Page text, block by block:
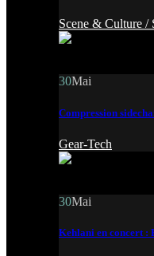
Scene & Culture /
30Mai
Compression
Gear-Tech
30Mai
Kehlani en concert :